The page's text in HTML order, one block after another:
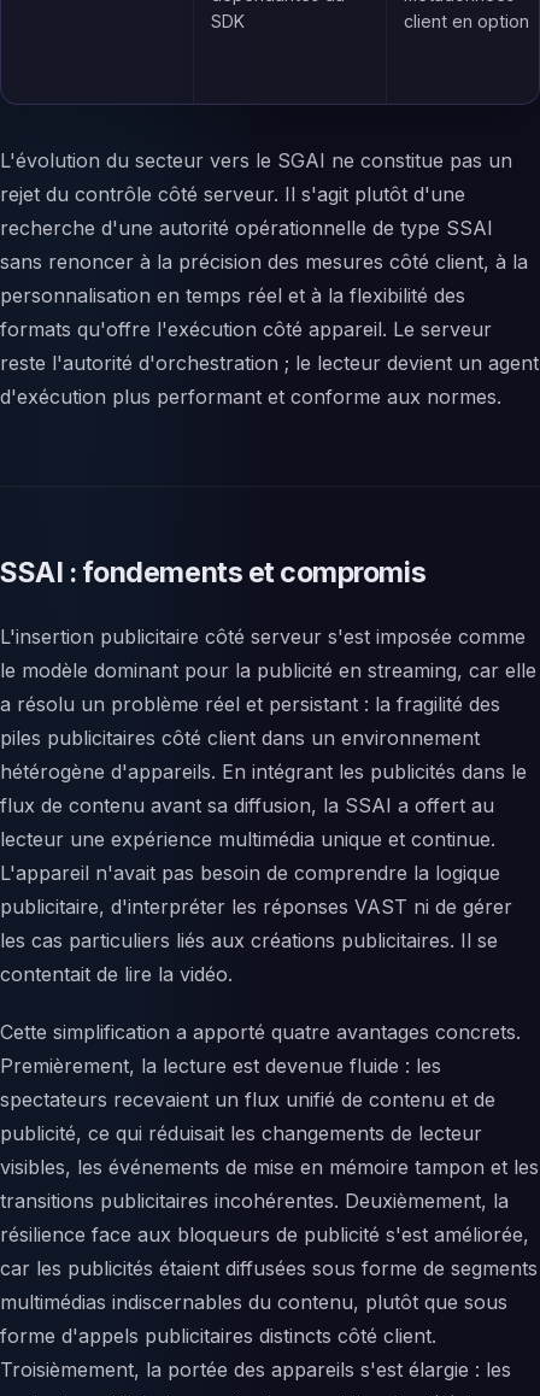
SDK
client en option
L'évolution du secteur vers le SGAI ne constitue pas un
rejet du contrôle côté serveur. Il s'agit plutôt d'une
recherche d'une autorité opérationnelle de type SSAI
sans renoncer à la précision des mesures côté client, à la
personnalisation en temps réel et à la flexibilité des
formats qu'offre l'exécution côté appareil. Le serveur
reste l'autorité d'orchestration ; le lecteur devient un agent
d'exécution plus performant et conforme aux normes.
SSAI : fondements et compromis
L'insertion publicitaire côté serveur s'est imposée comme
le modèle dominant pour la publicité en streaming, car elle
a résolu un problème réel et persistant : la fragilité des
piles publicitaires côté client dans un environnement
hétérogène d'appareils. En intégrant les publicités dans le
flux de contenu avant sa diffusion, la SSAI a offert au
lecteur une expérience multimédia unique et continue.
L'appareil n'avait pas besoin de comprendre la logique
publicitaire, d'interpréter les réponses VAST ni de gérer
les cas particuliers liés aux créations publicitaires. Il se
contentait de lire la vidéo.
Cette simplification a apporté quatre avantages concrets.
Premièrement, la lecture est devenue fluide : les
spectateurs recevaient un flux unifié de contenu et de
publicité, ce qui réduisait les changements de lecteur
visibles, les événements de mise en mémoire tampon et les
transitions publicitaires incohérentes. Deuxièmement, la
résilience face aux bloqueurs de publicité s'est améliorée,
car les publicités étaient diffusées sous forme de segments
multimédias indiscernables du contenu, plutôt que sous
forme d'appels publicitaires distincts côté client.
Troisièmement, la portée des appareils s'est élargie : les